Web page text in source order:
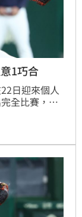
1巧合
日迎來個人
全比賽，直